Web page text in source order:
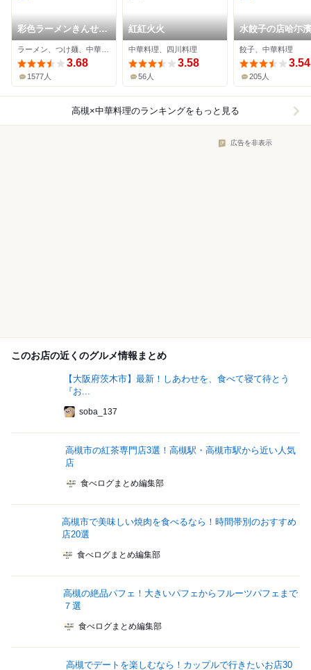
彩色ラーメンきんせい
高槻本店
3.68
1577人
紅紅火火
中華料理、四川料理
3.58
56人
水餃子の店哈尓濱
餃子、中華料理
3.54
205人
高槻×中華料理のランキングをもっと見る
広告を非表示
このお店の近くのグルメ情報まとめ
【大阪府茨木市】最新！しあわせを、食べて寝て待とう
『お...
soba_137
高槻市の紅茶専門店3選！高槻駅・高槻市駅から近い人気
店
食べログまとめ編集部
高槻市で美味しい焼肉を食べるなら！時間帯別のおすすめ
店20選
食べログまとめ編集部
高槻の絶品パフェ！大きいパフェからフルーツパフェまで
７選
食べログまとめ編集部
高槻でデートを楽しむなら！カップルで行きたいお店30